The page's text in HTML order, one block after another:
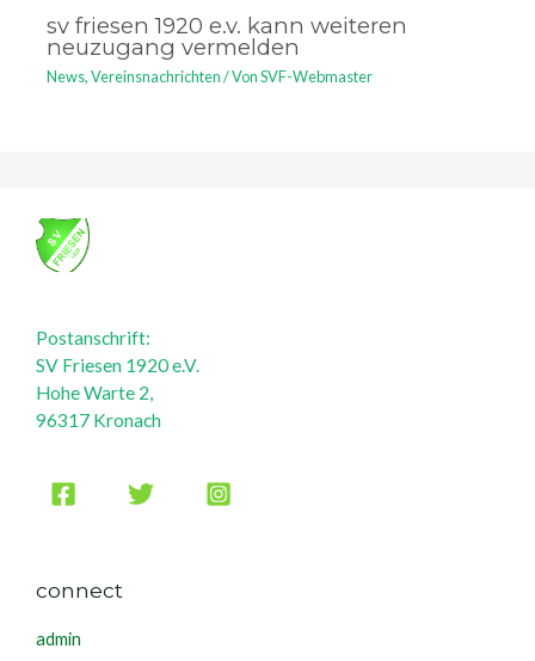
sv friesen 1920 e.v. kann weiteren
neuzugang vermelden
News,Vereinsnachrichten/ VonSVF-Webmaster
Postanschrift:
SV Friesen 1920 e.V.
Hohe Warte 2,
96317 Kronach
connect
admin